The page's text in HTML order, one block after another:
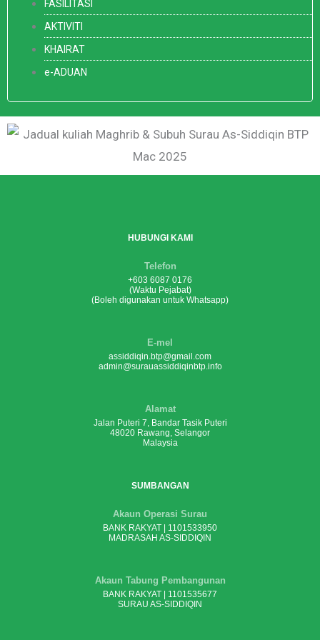
FASILITASI
AKTIVITI
KHAIRAT
e-ADUAN
HUBUNGI KAMI
Telefon
+603 6087 0176
(Waktu Pejabat)
(Boleh digunakan untuk Whatsapp)
E-mel
assiddiqin.btp@gmail.com
admin@surauassiddiqinbtp.info
Alamat
Jalan Puteri 7, Bandar Tasik Puteri
48020 Rawang, Selangor
Malaysia
SUMBANGAN
Akaun Operasi Surau
BANK RAKYAT | 1101533950
MADRASAH AS-SIDDIQIN
Akaun Tabung Pembangunan
BANK RAKYAT | 1101535677
SURAU AS-SIDDIQIN